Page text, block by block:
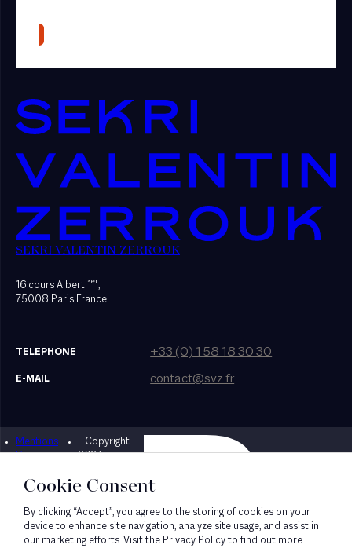
Presse
SEKRI VALENTIN ZERROUK
16 cours Albert 1er,
75008 Paris France
TELEPHONE +33 (0) 1 58 18 30 30
E-MAIL contact@svz.fr
Mentions
légales
- Copyright
2024
Designed by Bonhomme
Cookie Consent
By clicking “Accept”, you agree to the storing of cookies on your
device to enhance site navigation, analyze site usage, and assist in
our marketing efforts. Visit the Privacy Policy to find out more.